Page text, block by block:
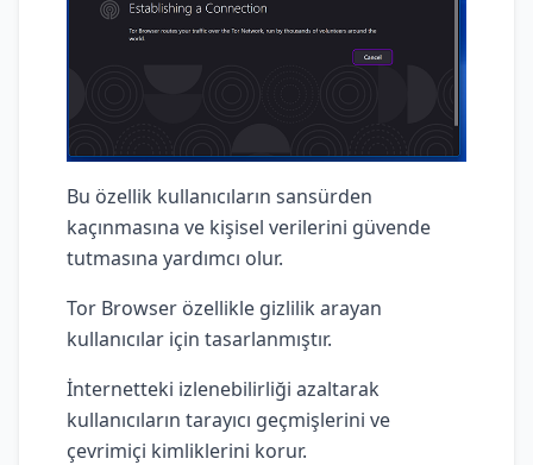
Bu özellik kullanıcıların sansürden
kaçınmasına ve kişisel verilerini güvende
tutmasına yardımcı olur.
Tor Browser özellikle gizlilik arayan
kullanıcılar için tasarlanmıştır.
İnternetteki izlenebilirliği azaltarak
kullanıcıların tarayıcı geçmişlerini ve
çevrimiçi kimliklerini korur.